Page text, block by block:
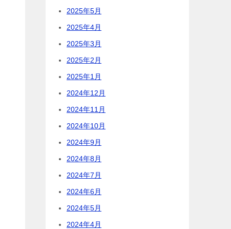
2025年5月
2025年4月
2025年3月
2025年2月
2025年1月
2024年12月
2024年11月
2024年10月
2024年9月
2024年8月
2024年7月
2024年6月
2024年5月
2024年4月